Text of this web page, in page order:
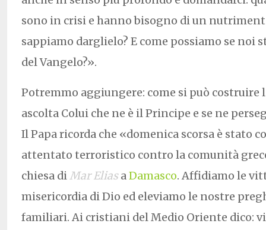
sono in crisi e hanno bisogno di un
sappiamo darglielo? E come possiamo se noi
del Vangelo?».
Potremmo aggiungere: come si può costruire
ascolta Colui che ne è il Principe e se ne
Il Papa ricorda che «domenica scorsa è stato
attentato terroristico contro la comunità
chiesa diMar EliasaDamasco. Affidiamo le
misericordia di Dio ed eleviamo le nostre
familiari. Ai cristiani del Medio Oriente dico: